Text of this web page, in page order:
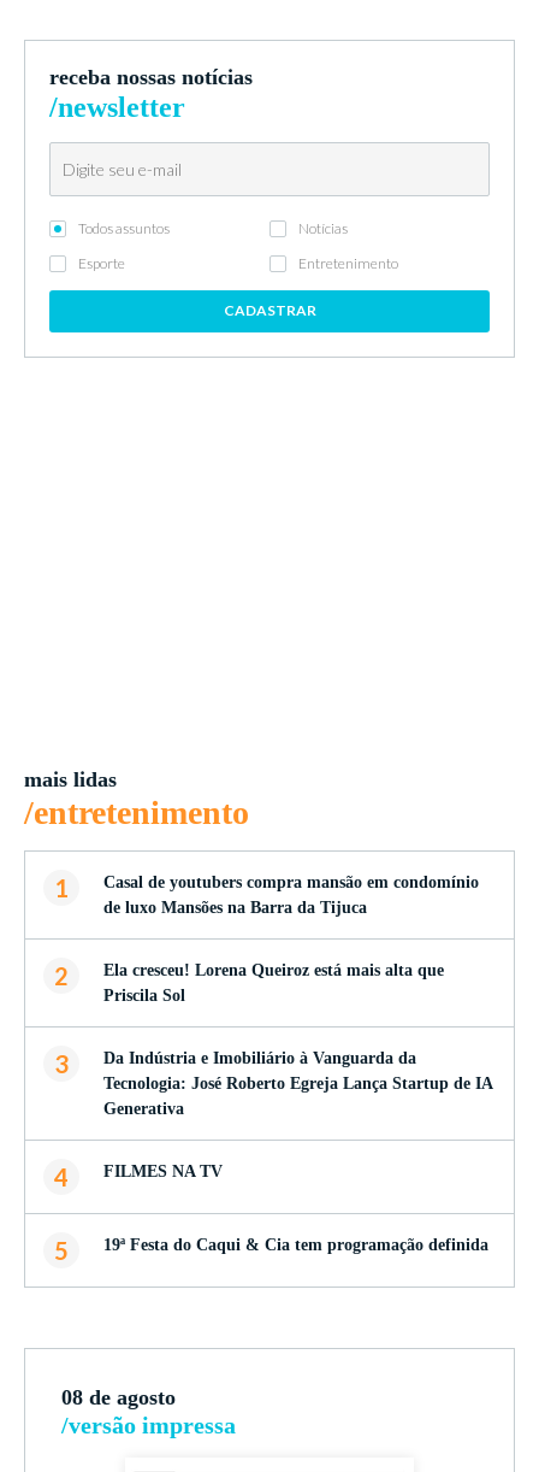
receba nossas notícias
/newsletter
Todos assuntos
Notícias
Esporte
Entretenimento
CADASTRAR
mais lidas
/entretenimento
1
Casal de youtubers compra mansão em condomínio
de luxo Mansões na Barra da Tijuca
2
Ela cresceu! Lorena Queiroz está mais alta que
Priscila Sol
3
Da Indústria e Imobiliário à Vanguarda da
Tecnologia: José Roberto Egreja Lança Startup de IA
Generativa
4 FILMES NA TV
5 19ª Festa do Caqui & Cia tem programação definida
08 de agosto
/versão impressa